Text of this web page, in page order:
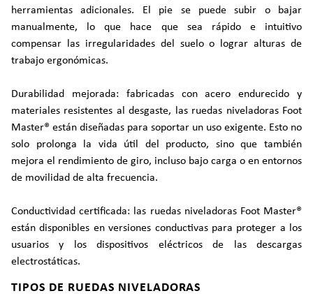
herramientas adicionales. El pie se puede subir o bajar
manualmente, lo que hace que sea rápido e intuitivo
compensar las irregularidades del suelo o lograr alturas de
trabajo ergonómicas.
Durabilidad mejorada: fabricadas con acero endurecido y
materiales resistentes al desgaste, las ruedas niveladoras Foot
Master® están diseñadas para soportar un uso exigente. Esto no
solo prolonga la vida útil del producto, sino que también
mejora el rendimiento de giro, incluso bajo carga o en entornos
de movilidad de alta frecuencia.
Conductividad certificada: las ruedas niveladoras Foot Master®
están disponibles en versiones conductivas para proteger a los
usuarios y los dispositivos eléctricos de las descargas
electrostáticas.
TIPOS DE RUEDAS NIVELADORAS